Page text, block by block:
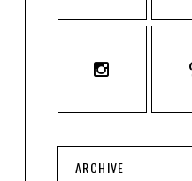
ARCHIVE